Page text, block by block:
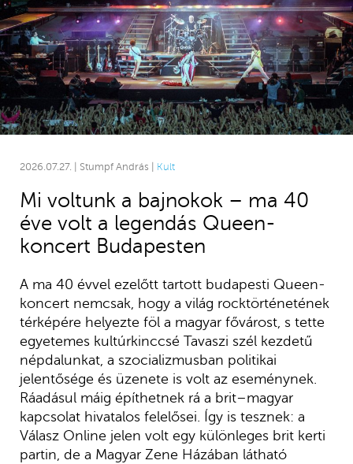
2026.07.27. | Stumpf András | Kult
Mi voltunk a bajnokok – ma 40
éve volt a legendás Queen-
koncert Budapesten
A ma 40 évvel ezelőtt tartott budapesti Queen-
koncert nemcsak, hogy a világ rocktörténetének
térképére helyezte föl a magyar fővárost, s tette
egyetemes kultúrkinccsé Tavaszi szél kezdetű
népdalunkat, a szocializmusban politikai
jelentősége és üzenete is volt az eseménynek.
Ráadásul máig építhetnek rá a brit–magyar
kapcsolat hivatalos felelősei. Így is tesznek: a
Válasz Online jelen volt egy különleges brit kerti
partin, de a Magyar Zene Házában látható